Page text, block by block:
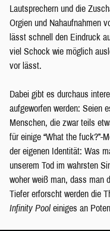
Lautsprechern und die
Orgien und Nahaufnahmen
lässt schnell den Eindruck
viel Schock wie möglich
vor lässt.
Dabei gibt es durchaus
aufgeworfen werden: Seien
Menschen, die zwar teils
für einige “What the fuck?”-
der eigenen Identität: Was
unserem Tod im wahrsten
woher weiß man, dass man
Tiefer erforscht werden die
Infinity Pooleiniges an